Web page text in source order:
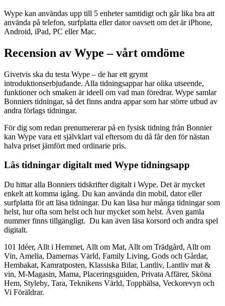
Wype kan användas upp till 5 enheter samtidigt och går lika bra att
använda på telefon, surfplatta eller dator oavsett om det är iPhone,
Android, iPad, PC eller Mac.
Recension av Wype – vårt omdöme
Givetvis ska du testa Wype – de har ett grymt
introduktionserbjudande. Alla tidningsappar har olika utseende,
funktioner och smaken är ideell om vad man föredrar. Wype samlar
Bonniers tidningar, så det finns andra appar som har större utbud av
andra förlags tidningar.
För dig som redan prenumererar på en fysisk tidning från Bonnier
kan Wype vara ett självklart val eftersom du då får den för nästan
halva priset jämfört med ordinarie pris.
Läs tidningar digitalt med Wype tidningsapp
Du hittar alla Bonniers tidskrifter digitalt i Wype. Det är mycket
enkelt att komma igång. Du kan använda din mobil, dator eller
surfplatta för att läsa tidningar. Du kan läsa hur många tidningar som
helst, hur ofta som helst och hur mycket som helst. Även gamla
nummer finns tillgängligt. Du kan även läsa korsord och andra spel
digitalt.
101 Idéer, Allt i Hemmet, Allt om Mat, Allt om Trädgård, Allt om
Vin, Amelia, Damernas Värld, Family Living, Gods och Gårdar,
Hembakat, Kamratposten, Klassiska Bilar, Lantliv, Lantliv mat &
vin, M-Magasin, Mama, Placeringsguiden, Privata Affärer, Sköna
Hem, Styleby, Tara, Teknikens Värld, Topphälsa, Veckorevyn och
Vi Föräldrar.